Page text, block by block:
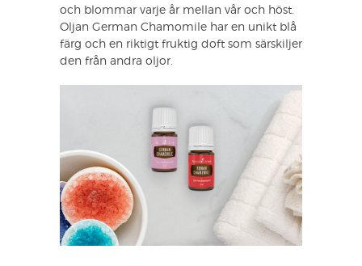
och blommar varje år mellan vår och höst.
Oljan German Chamomile har en unikt blå
färg och en riktigt fruktig doft som särskiljer
den från andra oljor.